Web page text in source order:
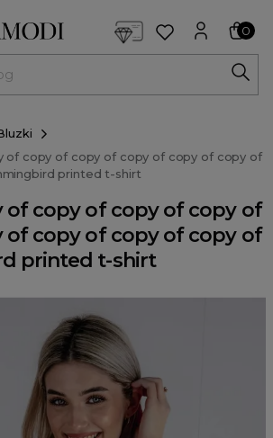
0
of copy of copy of copy of copy of copy of
printed t-shirt
of copy of copy of copy of
of copy of copy of copy of
printed t-shirt